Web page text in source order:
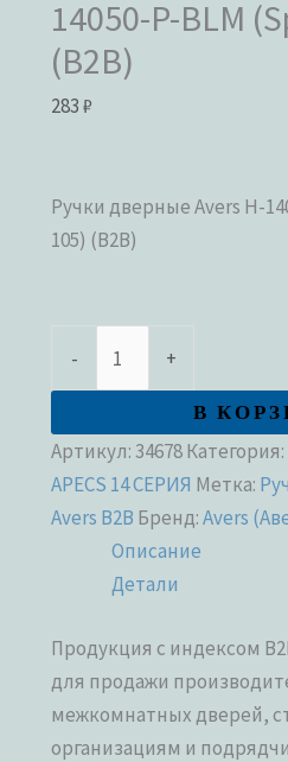
14050-P-BLM
(B2B)
283₽
Ручки дверные Avers H-
105) (B2B)
- +
В
Артикул:34678Категория:
APECS 14 СЕРИЯ Метка:
Avers B2B Бренд:Avers
Описание
Детали
Продукция с индексом
для продажи
межкомнатных дверей,
организациям и